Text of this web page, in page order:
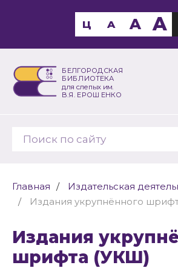
БЕЛГОРОДСКАЯ
БИБЛИОТЕКА
для слепых им.
В.Я. ЕРОШЕНКО
Ц A A A
Главная
Издательская
Издания укрупнённого
Издания укрупнённого
шрифта (УКШ)